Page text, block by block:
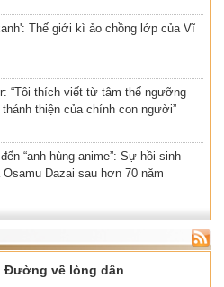
Thế giới kì ảo chồng lớp của Vĩ
“Tôi thích viết từ tâm thế ngưỡng
thiện của chính con người”
“anh hùng anime”: Sự hồi sinh
Dazai sau hơn 70 năm
Đường về lòng dân